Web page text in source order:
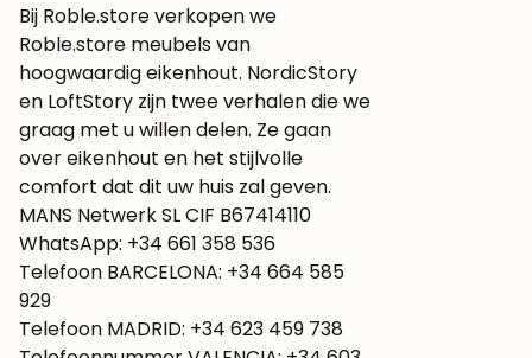
Bij Roble.store verkopen we
Roble.store meubels van
hoogwaardig eikenhout. NordicStory
en LoftStory zijn twee verhalen die we
graag met u willen delen. Ze gaan
over eikenhout en het stijlvolle
comfort dat dit uw huis zal geven.
MANS Netwerk SL CIF B67414110
WhatsApp: +34 661 358 536
Telefoon BARCELONA: +34 664 585
929
Telefoon MADRID: +34 623 459 738